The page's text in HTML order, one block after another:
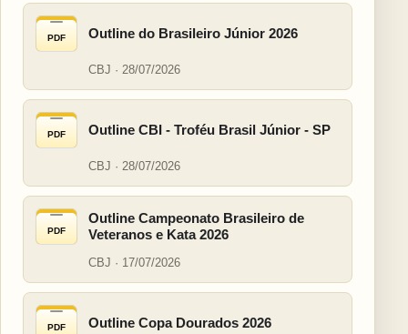
PDF Outline do Brasileiro Júnior 2026
CBJ · 28/07/2026
PDF Outline CBI - Troféu Brasil Júnior - SP
CBJ · 28/07/2026
PDF
Outline Campeonato Brasileiro de
Veteranos e Kata 2026
CBJ · 17/07/2026
PDF Outline Copa Dourados 2026